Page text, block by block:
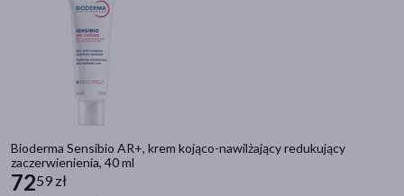
Bioderma Sensibio AR+, krem kojąco-nawilżający redukujący
zaczerwienienia, 40 ml
7259 zł
Linia produktowa
Bioderma Photoderm
Bioderma Sensibio(22)
Bioderma Sebium